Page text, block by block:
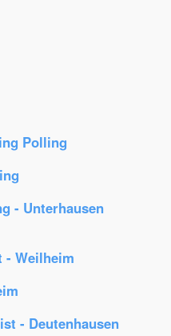
Polling
- Unterhausen
- Weilheim
- Deutenhausen